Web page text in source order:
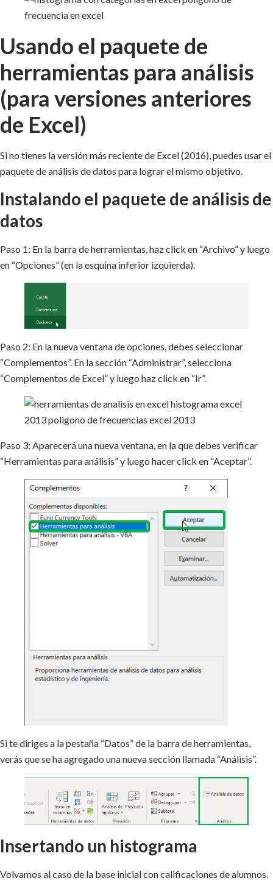
Usando el paquete de
herramientas para análisis
(para versiones anteriores
de Excel)
Si no tienes la versión más reciente de Excel (2016), puedes usar el
paquete de análisis de datos para lograr el mismo objetivo.
Instalando el paquete de análisis de
datos
Paso 1: En la barra de herramientas, haz click en “Archivo” y luego
en “Opciones” (en la esquina inferior izquierda).
Paso 2: En la nueva ventana de opciones, debes seleccionar
“Complementos”. En la sección “Administrar”, selecciona
“Complementos de Excel” y luego haz click en “Ir”.
Paso 3: Aparecerá una nueva ventana, en la que debes verificar
“Herramientas para análisis” y luego hacer click en “Aceptar”.
Si te diriges a la pestaña “Datos” de la barra de herramientas,
verás que se ha agregado una nueva sección llamada “Análisis”.
Insertando un histograma
Volvamos al caso de la base inicial con calificaciones de alumnos.